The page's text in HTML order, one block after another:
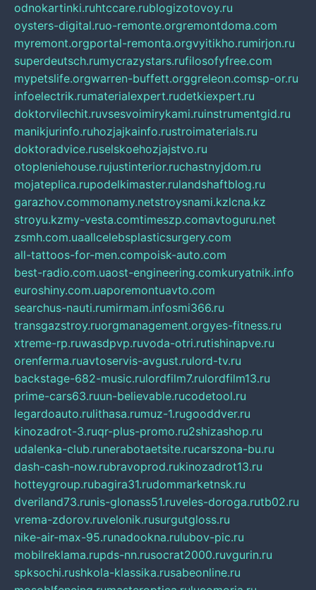
odnokartinki.ruhtccare.rublogizotovoy.ru
oysters-digital.ruo-remonte.orgremontdoma.com
myremont.orgportal-remonta.orgvyitikho.rumirjon.ru
superdeutsch.rumycrazystars.rufilosofyfree.com
mypetslife.orgwarren-buffett.orggreleon.comsp-or.ru
infoelectrik.rumaterialexpert.rudetkiexpert.ru
doktorvilechit.ruvsesvoimirykami.ruinstrumentgid.ru
manikjurinfo.ruhozjajkainfo.rustroimaterials.ru
doktoradvice.ruselskoehozjajstvo.ru
otopleniehouse.rujustinterior.ruchastnyjdom.ru
mojateplica.rupodelkimaster.rulandshaftblog.ru
garazhov.commonamy.netstroysnami.kzlcna.kz
stroyu.kzmy-vesta.comtimeszp.comavtoguru.net
zsmh.com.uaallcelebsplasticsurgery.com
all-tattoos-for-men.compoisk-auto.com
best-radio.com.uaost-engineering.comkuryatnik.info
euroshiny.com.uaporemontuavto.com
searchus-nauti.rumirmam.infosmi366.ru
transgazstroy.ruorgmanagement.orgyes-fitness.ru
xtreme-rp.ruwasdpvp.ruvoda-otri.rutishinapve.ru
orenferma.ruavtoservis-avgust.rulord-tv.ru
backstage-682-music.rulordfilm7.rulordfilm13.ru
prime-cars63.ruun-believable.rucodetool.ru
legardoauto.rulithasa.rumuz-1.rugooddver.ru
kinozadrot-3.ruqr-plus-promo.ru2shizashop.ru
udalenka-club.runerabotaetsite.rucarszona-bu.ru
dash-cash-now.rubravoprod.rukinozadrot13.ru
hotteygroup.rubagira31.rudommarketnsk.ru
dveriland73.runis-glonass51.ruveles-doroga.rutb02.ru
vrema-zdorov.ruvelonik.rusurgutgloss.ru
nike-air-max-95.runadookna.rulubov-pic.ru
mobilreklama.rupds-nn.rusocrat2000.ruvgurin.ru
spksochi.rushkola-klassika.rusabeonline.ru